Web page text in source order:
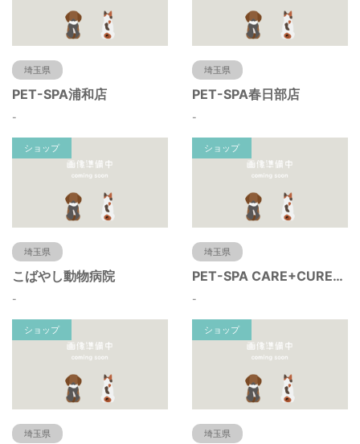
埼玉県
PET-SPA浦和店
-
埼玉県
PET-SPA春日部店
-
ショップ
埼玉県
こばやし動物病院
-
ショップ
埼玉県
PET-SPA CARE+CURE所沢
-
ショップ
埼玉県
ショップ
埼玉県